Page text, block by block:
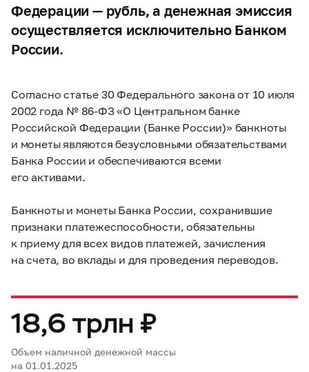
Федерации — рубль, а денежная эмиссия
осуществляется исключительно Банком
России.
Согласно статье 30 Федерального закона от 10 июля
2002 года № 86-ФЗ«О Центральном банке
Российской Федерации (Банке России)» банкноты
и монеты являются безусловными обязательствами
Банка России и обеспечиваются всеми
его активами.
Банкноты и монеты Банка России, сохранившие
признаки платежеспособности, обязательны
к приему для всех видов платежей, зачисления
на счета, во вклады и для проведения переводов.
18,6 трлн ₽
Объем наличной денежной массы
на 01.01.2025